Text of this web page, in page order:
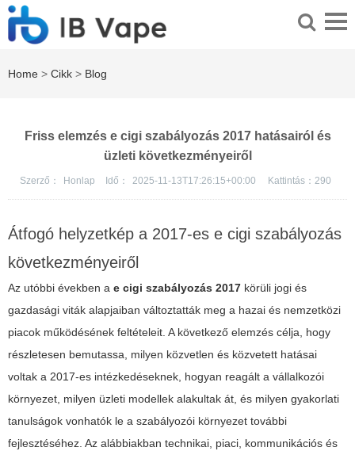
Home > Cikk > Blog
Friss elemzés e cigi szabályozás 2017 hatásairól és
üzleti következményeiről
Szerző： Honlap Idő： 2025-11-13T17:26:15+00:00 Kattintás： 290
Átfogó helyzetkép a 2017-es e cigi szabályozás
következményeiről
Az utóbbi években a e cigi szabályozás 2017 körüli jogi és
gazdasági viták alapjaiban változtatták meg a hazai és nemzetközi
piacok működésének feltételeit. A következő elemzés célja, hogy
részletesen bemutassa, milyen közvetlen és közvetett hatásai
voltak a 2017-es intézkedéseknek, hogyan reagált a vállalkozói
környezet, milyen üzleti modellek alakultak át, és milyen gyakorlati
tanulságok vonhatók le a szabályozói környezet további
fejlesztéséhez. Az alábbiakban technikai, piaci, kommunikációs és